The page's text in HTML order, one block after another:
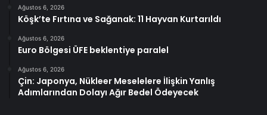
Ağustos 6, 2026
Köşk’te Fırtına ve Sağanak: 11 Hayvan Kurtarıldı
Ağustos 6, 2026
Euro Bölgesi ÜFE beklentiye paralel
Ağustos 6, 2026
Çin: Japonya, Nükleer Meselelere İlişkin Yanlış
Adımlarından Dolayı Ağır Bedel Ödeyecek